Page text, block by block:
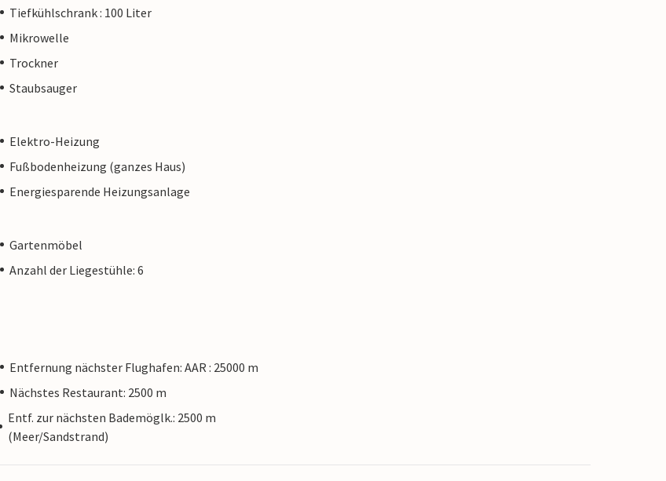
Tiefkühlschrank : 100 Liter
Mikrowelle
Trockner
Staubsauger
Elektro-Heizung
Fußbodenheizung (ganzes Haus)
Energiesparende Heizungsanlage
Gartenmöbel
Anzahl der Liegestühle: 6
Entfernung nächster Flughafen: AAR : 25000 m
Nächstes Restaurant: 2500 m
Entf. zur nächsten Bademöglk.: 2500 m
(Meer/Sandstrand)